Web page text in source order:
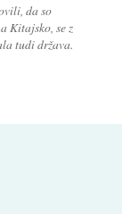
da so
Kitajsko, se z
tudi država.